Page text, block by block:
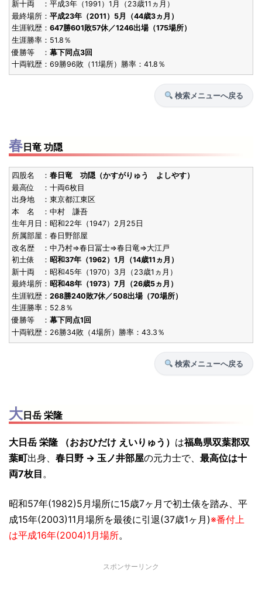
S31.5
(1956)
東前頭4
鳴門海
殊勲賞[初]
S28.3
(1953)
西前頭5
鳴門海
[9回目] 14勝1敗 27歳7ヶ
(1952)
栃錦
S27.1
(1952)
東関脇張出
栃錦
ダブル
S26.9
(1951)
西関脇
栃錦
技能賞 [6回目]
S26.5
(1951)
東小結
栃錦
技能賞[5回目]
S25.9
(1950)
東前頭3
栃錦
技能賞 [4回目]
[3回目] 8勝7敗 24歳11ヶ
S24.10
(1949)
S24.1
(1949)
西前頭3 技能賞[初] 7勝6敗 23歳11ヶ
新十両 ：平成3年（1991）1月（23歳11ヵ月）
最終場所：平成23年（2011）5月（44歳3ヵ月）
生涯戦歴：647勝601敗57休／1246出場（175場所）
生涯勝率：51.8％
優勝等 ：幕下同点3回
十両戦歴：69勝96敗（11場所）勝率：41.8％
検索メニューへ戻る
春日竜 功隠
四股名 ：春日竜 功隠（かすがりゅう よしやす）
最高位 ：十両6枚目
出身地 ：東京都江東区
本 名 ：中村 謙吾
生年月日：昭和22年（1947）2月25日
所属部屋：春日野部屋
改名歴 ：中乃村⇒春日冨士⇒春日竜⇒大江戸
初土俵 ： 昭和37年（1962）1月（14歳11ヵ月）
新十両 ：昭和45年（1970）3月（23歳1ヵ月）
最終場所： 昭和48年（1973）7月（26歳5ヵ月）
生涯戦歴：268勝240敗7休／508出場（70場所）
生涯勝率：52.8％
優勝等 ：幕下同点1回
十両戦歴：26勝34敗（4場所）勝率：43.3％
検索メニューへ戻る
大日岳 栄隆
大日岳 栄隆 （おおひだけ えいりゅう） は福島県双葉郡双
葉町出身、 春日野 → 玉ノ井部屋の元力士で、 最高位は十
両7枚目。
昭和57年(1982)5月場所に15歳7ヶ月で初土俵を踏み、平
成15年(2003)11月場所を最後に引退(37歳1ヶ月)※番付上
は平成16年(2004)1月場所。
スポンサーリンク